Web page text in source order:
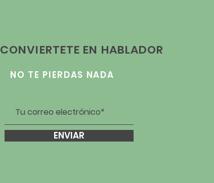
CONVIERTETE EN HABLADOR
NO TE PIERDAS NADA
ENVIAR